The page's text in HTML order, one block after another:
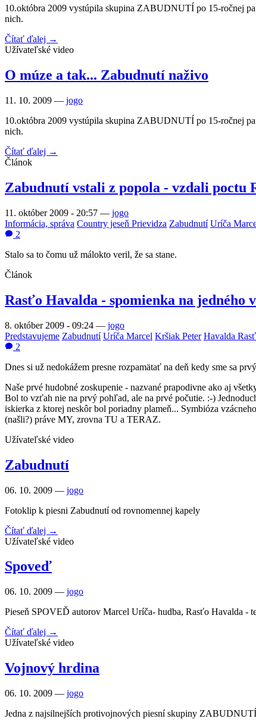
10.októbra 2009 vystúpila skupina ZABUDNUTÍ po 15-ročnej
nich.
Čítať ďalej →
Užívateľské video
O múze a tak... Zabudnutí naživo
11. 10. 2009 — jogo
10.októbra 2009 vystúpila skupina ZABUDNUTÍ po 15-ročnej
nich.
Čítať ďalej →
Článok
Zabudnutí vstali z popola - vzdali poctu
11. október 2009 - 20:57 — jogo
Informácia, správa Country jeseň Prievidza Zabudnutí Uríča
2
Stalo sa to čomu už málokto veril, že sa stane.
Článok
Rasťo Havalda - spomienka na jedného
8. október 2009 - 09:24 — jogo
Predstavujeme Zabudnutí Uríča Marcel Kršiak Peter Havalda
2
Dnes si už nedokážem presne rozpamätať na deň kedy sme sa
Naše prvé hudobné zoskupenie - nazvané prapodivne ako aj
Bol to vzťah nie na prvý pohľad, ale na prvé počutie. :-)
iskierka z ktorej neskôr bol poriadny plameň... Symbióza
(našli?) práve MY, zrovna TU a TERAZ.
Užívateľské video
Zabudnutí
06. 10. 2009 — jogo
Fotoklip k piesni Zabudnutí od rovnomennej kapely
Čítať ďalej →
Užívateľské video
Spoveď
06. 10. 2009 — jogo
Pieseň SPOVEĎ autorov Marcel Uríča- hudba, Rasťo Havalda -
Čítať ďalej →
Užívateľské video
Vojnový hrdina
06. 10. 2009 — jogo
Jedna z najsilnejších protivojnových piesní skupiny